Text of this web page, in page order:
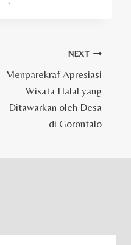
NEXT
Menparekraf Apresiasi
Wisata Halal yang
Ditawarkan oleh Desa
di Gorontalo